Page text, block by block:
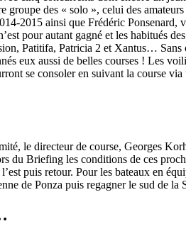
des « solo », celui des
2015 ainsi que Frédéric
pour autant gagné et les habitués
Patitifa, Patricia 2 et Xantus…
eux aussi de belles courses ! Les
se consoler en suivant la course
le directeur de course, Georges
Briefing les conditions de ces
puis retour. Pour les bateaux en
de Ponza puis regagner le sud de